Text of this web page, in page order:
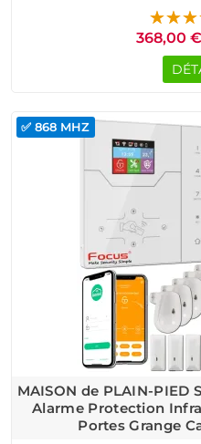
Garage Sous-Sol
368,00 €
✅ 868 MHZ
MAISON de PLAIN-PIED
Alarme Protection
Portes Grange